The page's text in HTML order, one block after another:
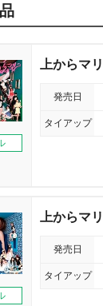
上からマ
発売日
タイアップ
上からマ
発売日
タイアップ